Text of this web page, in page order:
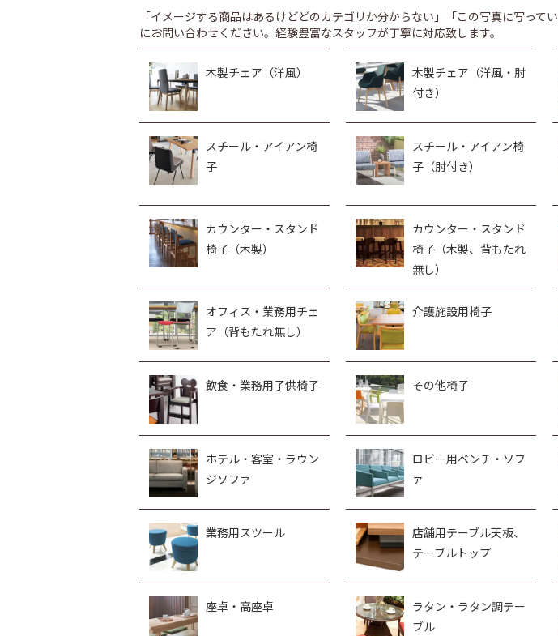
「イメージする商品はあるけどどのカテゴリか分からない」「この写真に写っ
にお問い合わせください。経験豊富なスタッフが丁寧に対応致します。
木製チェア（洋風）
木製チェア（洋風・肘
付き）
スチール・アイアン椅
子
スチール・アイアン椅
子（肘付き）
カウンター・スタンド
椅子（木製）
カウンター・スタンド
椅子（木製、背もたれ
無し）
オフィス・業務用チェ
ア（背もたれ無し）
介護施設用椅子
飲食・業務用子供椅子 その他椅子
ホテル・客室・ラウン
ジソファ
ロビー用ベンチ・ソフ
ァ
業務用スツール
店舗用テーブル天板、
テーブルトップ
座卓・高座卓
ラタン・ラタン調テー
ブル